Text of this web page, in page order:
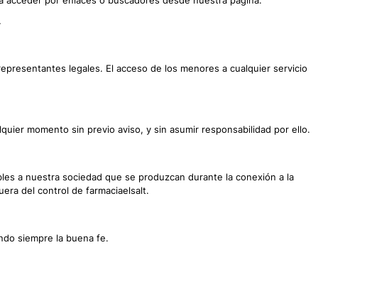
legales. El acceso de los menores a cualquier servicio
momento sin previo aviso, y sin asumir responsabilidad por ello.
a nuestra sociedad que se produzcan durante la conexión a la
del control de farmaciaelsalt.
siempre la buena fe.